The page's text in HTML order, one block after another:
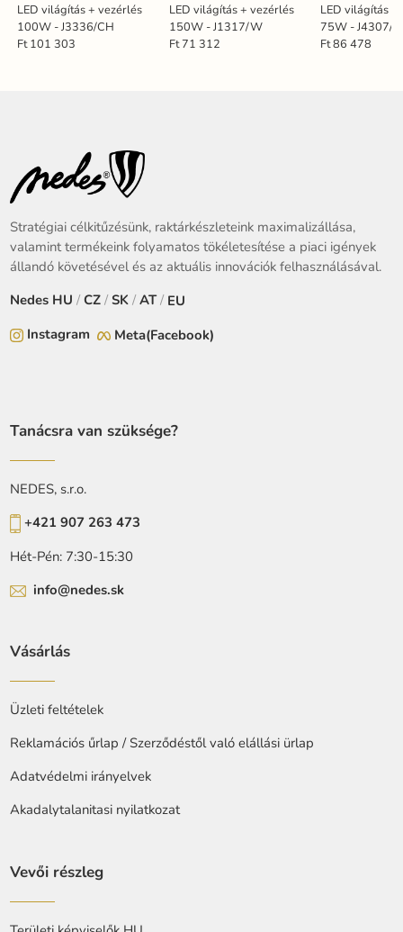
LED világítás + vezérlés
100W - J3336/CH
Ft 101 303
LED világítás + vezérlés
150W - J1317/W
Ft 71 312
LED világítás +
75W - J4307/
Ft 86 478
Stratégiai célkitűzésünk, raktárkészleteink maximalizállása,
valamint termékeink folyamatos tökéletesítése a piaci igények
állandó követésével és az aktuális innovációk felhasználásával.
Nedes HU /CZ /SK / AT/ EU
Instagram
Meta(Facebook)
Tanácsra van szüksége?
NEDES, s.r.o.
+421 907 263 473
Hét-Pén: 7:30-15:30
info@nedes.sk
Vásárlás
Üzleti feltételek
Reklamációs űrlap / Szerződéstől való elállási ürlap
Adatvédelmi irányelvek
Akadalytalanitasi nyilatkozat
Vevői részleg